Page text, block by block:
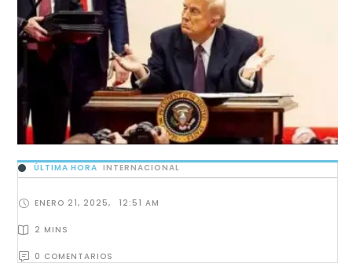
ÚLTIMA HORA INTERNACIONAL
ENERO 21, 2025, 12:51 AM
2 MINS
0 COMENTARIOS